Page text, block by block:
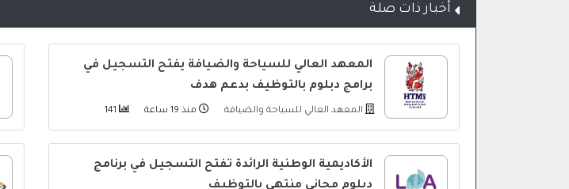
أخبار ذات صلة
المعهد العالي للسياحة والضيافة يفتح التسجيل في
برامج دبلوم بالتوظيف بدعم هدف
المعهد العالي للسياحة والضيافة منذ 19 ساعة
الأكاديمية الوطنية الرائدة تفتح التسجيل في برنامج
دبلوم مجاني منتهي بالتوظيف